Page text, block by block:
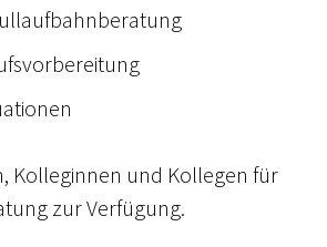
Kolleginnen und Kollegen für
zur Verfügung.